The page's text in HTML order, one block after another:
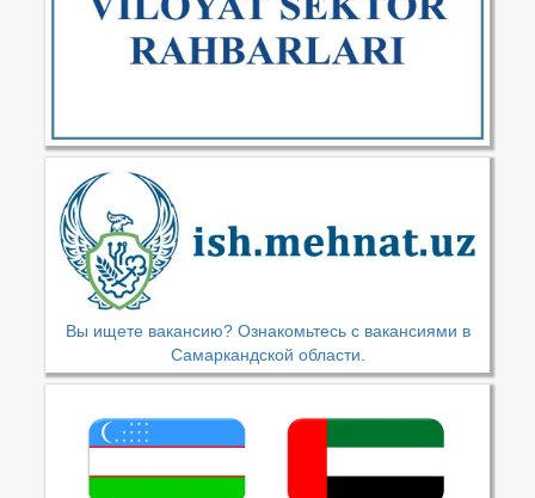
Вы ищете вакансию? Ознакомьтесь с вакансиями в
Самаркандской области.